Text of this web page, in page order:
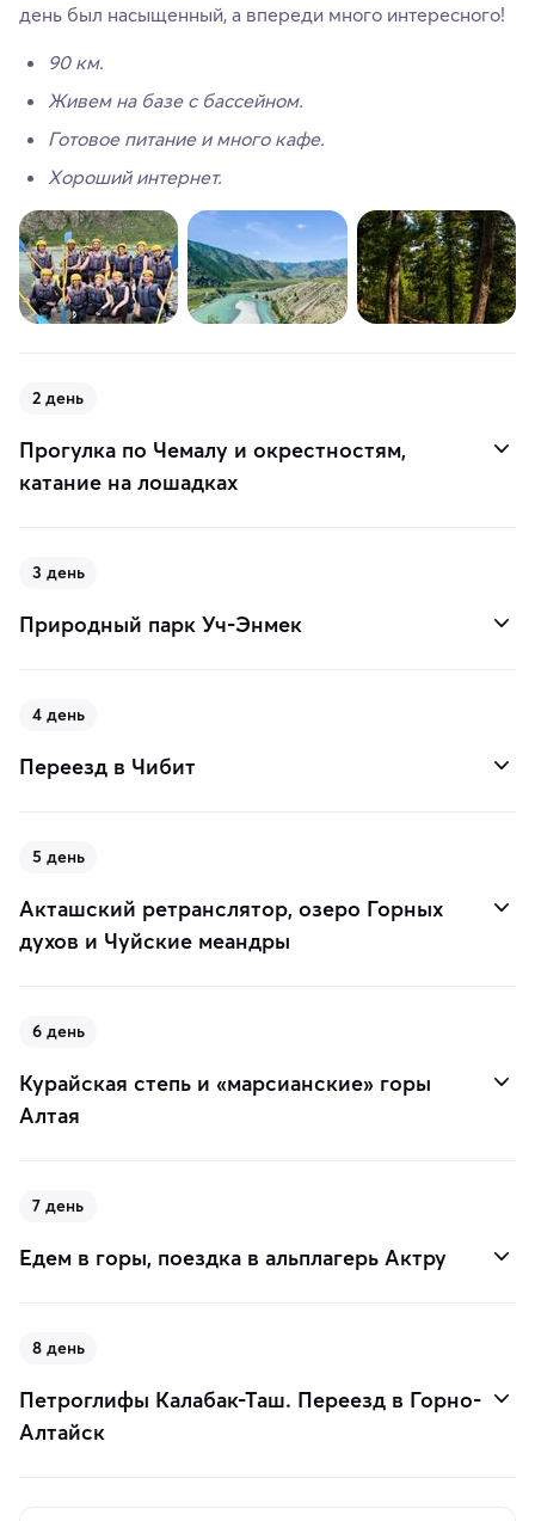
день был насыщенный, а впереди много интересного!
90 км.
Живем на базе с бассейном.
Готовое питание и много кафе.
Хороший интернет.
2 день
Прогулка по Чемалу и окрестностям,
катание на лошадках
3 день
Природный парк Уч-Энмек
4 день
Переезд в Чибит
5 день
Акташский ретранслятор, озеро Горных
духов и Чуйские меандры
6 день
Курайская степь и «марсианские» горы
Алтая
7 день
Едем в горы, поездка в альплагерь Актру
8 день
Петроглифы Калабак-Таш. Переезд в Горно-
Алтайск